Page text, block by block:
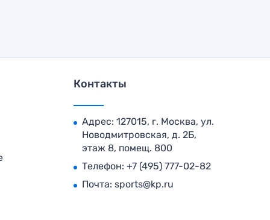
Контакты
Адрес: 127015, г. Москва, ул.
Новодмитровская, д. 2Б,
этаж 8, помещ. 800
Телефон: +7 (495) 777-02-82
Почта: sports@kp.ru